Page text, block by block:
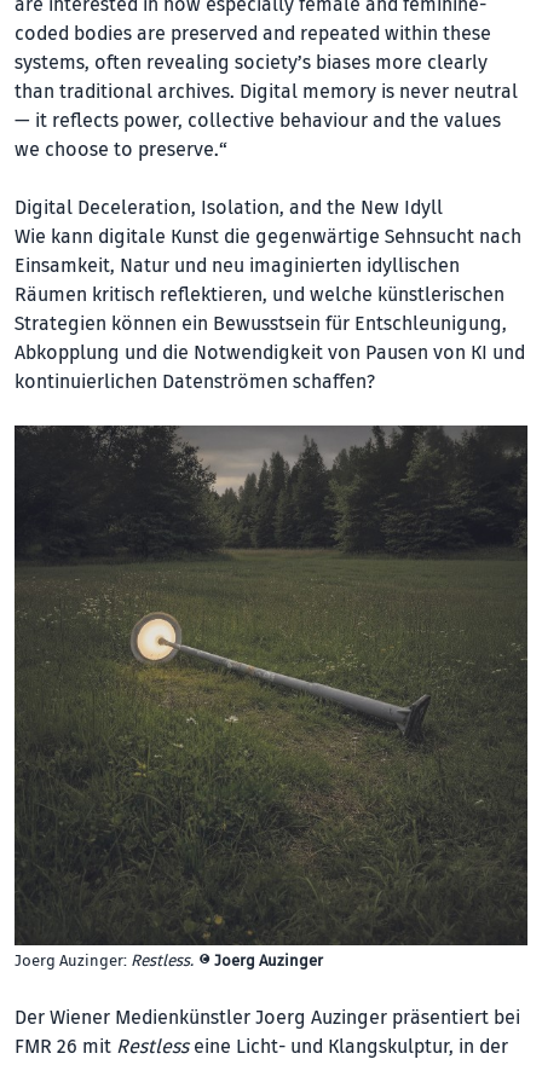
coded bodies are preserved and repeated within these
systems, often revealing society’s biases more clearly
than traditional archives. Digital memory is ne­ver neutral
— it reflects power, collective behaviour and the values
we choose to preserve.“
Digital Deceleration, Isolation, and the New Idyll
Wie kann digitale Kunst die gegenwärtige Sehnsucht nach
Einsamkeit, Natur und neu imaginierten idyllischen
Räumen kritisch reflektieren, und welche künstlerischen
Strategien können ein Bewusstsein für Entschleunigung,
Abkopplung und die Notwendigkeit von Pausen von KI und
kontinuierlichen Datenströmen schaffen?
Joerg Auzinger: Restless. ©Joerg Auzinger
Der Wiener Medienkünstler Joerg Auzinger präsentiert bei
FMR 26 mit Restlesseine Licht- und Klangskulptur, in der